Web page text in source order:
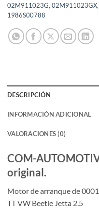
02M911023G, 02M911023GX,
1986S00788
DESCRIPCIÓN
INFORMACIÓN ADICIONAL
VALORACIONES (0)
COM-
original.
Motor de arranque de
TT VW Beetle Jetta 2.5